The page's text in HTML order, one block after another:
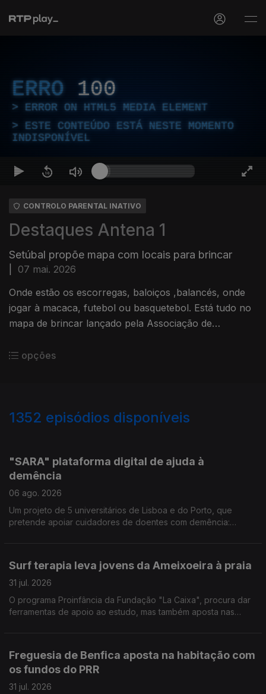
ERRO 100
ERROR ON HTML5 MEDIA ELEMENT
ESTE CONTEÚDO ESTÁ NESTE MOMENTO
INDISPONÍVEL
CONTROLO PARENTAL INATIVO
Destaques Antena 1
Setúbal propõe mapa com locais para brincar
07 mai. 2026
Onde estão os escorregas, baloiços ,balancés, onde
jogar à macaca, futebol ou basquetebol. Está tudo no
mapa de brincar lançado pela Associação de
mapdobrincar.amrs.pt Por Paula Véran
opções
1352 episódios disponíveis
"SARA" plataforma digital de ajuda à
demência
06 ago. 2026
Um projeto de 5 universitários de Lisboa e do Porto, que
pretende apoiar cuidadores de doentes com demência:
Surf terapia leva jovens da Ameixoeira à praia
31 jul. 2026
O programa Proinfância da Fundação "La Caixa", procura dar
ferramentas de apoio ao estudo, mas também aposta nas
Freguesia de Benfica aposta na habitação com
os fundos do PRR
31 jul. 2026